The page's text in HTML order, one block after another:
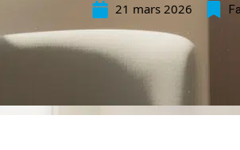
21 mars 2026